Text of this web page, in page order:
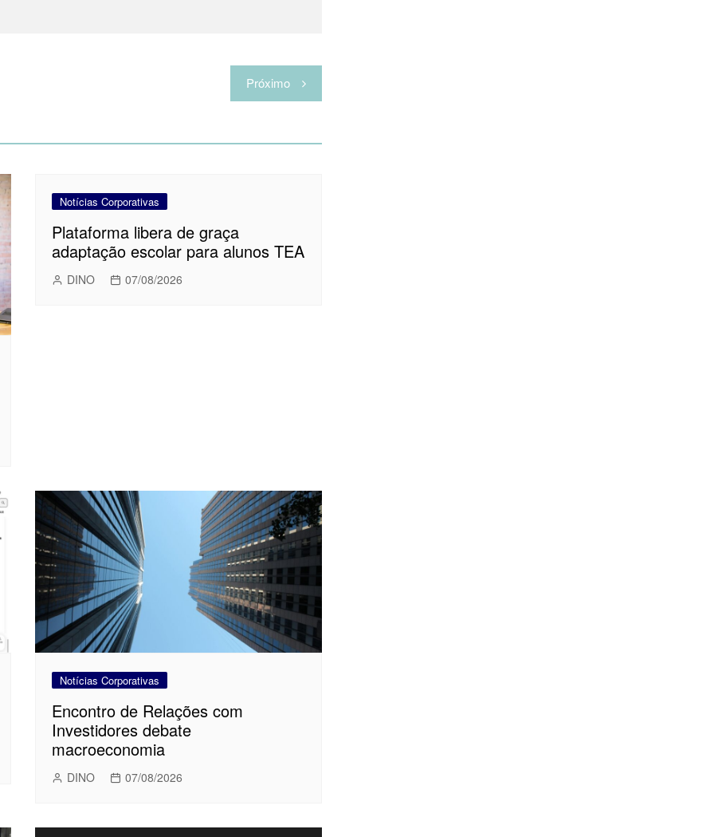
Próximo
Notícias Corporativas
Plataforma libera de graça
adaptação escolar para alunos TEA
DINO 07/08/2026
Notícias Corporativas
Encontro de Relações com
Investidores debate
macroeconomia
DINO 07/08/2026